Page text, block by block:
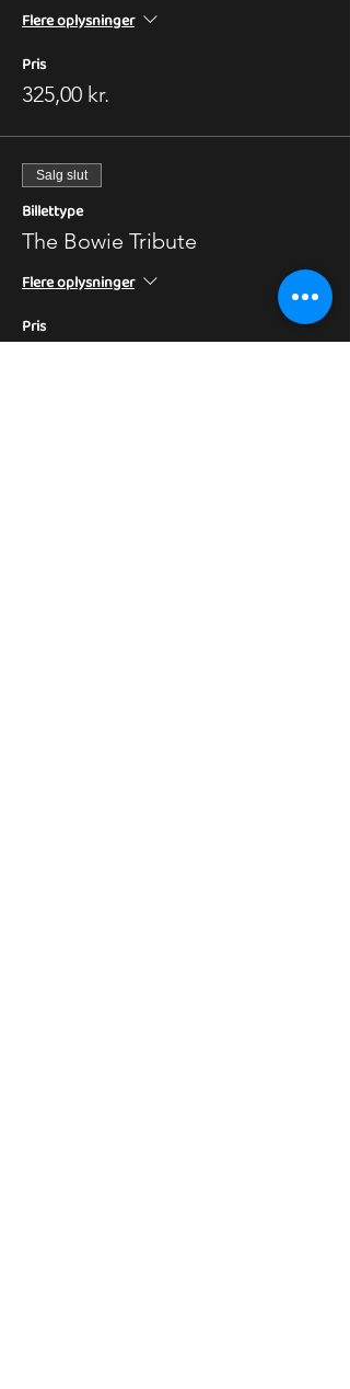
Flere oplysninger
Pris
325,00 kr.
Salg slut
Billettype
The Bowie Tribute
Flere oplysninger
Pris